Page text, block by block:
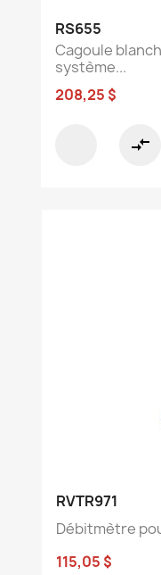
RS655
Cagoule
système...
208,25 $
compare_arrows
RVTR971
Débitmètre
115,05 $